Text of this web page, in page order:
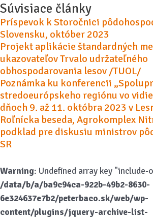
Súvisiace články
Príspevok k Storočnici
Slovensku, október 2023
Projekt aplikácie štandardných
ukazovateľov Trvalo udržateľného
obhospodarovania lesov /TUOL/
Poznámka ku konferencii
stredoeurópskeho regiónu vo
dňoch 9. až 11. októbra 2023 v
Roľnícka beseda, Agrokomplex
podklad pre diskusiu ministrov
SR
Warning: Undefined array key "include-
/data/b/a/ba9c94ca-922b-49b2-8630-
6e324637e7b2/peterbaco.sk/web/wp-
content/plugins/jquery-archive-list-